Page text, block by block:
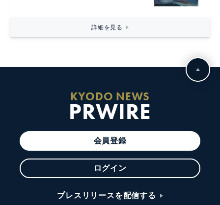
詳細を見る
KYODO NEWS
PRWIRE
会員登録
ログイン
プレスリリースを配信する